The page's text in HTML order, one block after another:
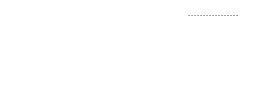
-----------------